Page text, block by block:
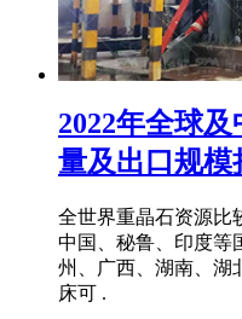
2022年全球
量及出口规模
全世界重晶石资源比
中国、秘鲁、印度等
州、广西、湖南、湖
床可 .